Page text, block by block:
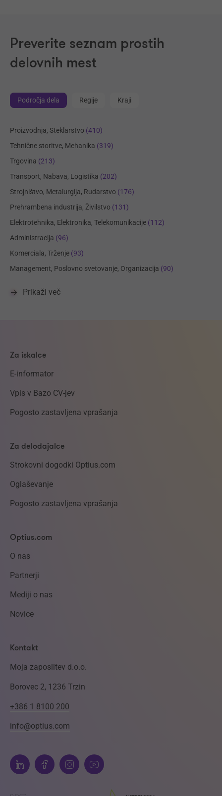
Preverite seznam prostih
delovnih mest
Področja dela Regije Kraji
Proizvodnja, Steklarstvo (410)
Tehnične storitve, Mehanika (319)
Trgovina (213)
Transport, Nabava, Logistika (202)
Strojništvo, Metalurgija, Rudarstvo (176)
Prehrambena industrija, Živilstvo (131)
Elektrotehnika, Elektronika, Telekomunikacije (112)
Administracija (96)
Komerciala, Trženje (93)
Management, Poslovno svetovanje, Organizacija (90)
Prikaži več
Za iskalce
E-informator
Vpis v Bazo CV-jev
Pogosto zastavljena vprašanja
Za delodajalce
Strokovni dogodki Optius.com
Oglaševanje
Pogosto zastavljena vprašanja
Optius.com
O nas
Partnerji
Mediji o nas
Novice
Kontakt
Moja zaposlitev d.o.o.
Borovec 2, 1236 Trzin
+386 1 8100 200
info@optius.com